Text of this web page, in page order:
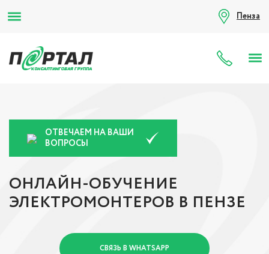
Пенза
8
ОТВЕЧАЕМ НА ВАШИ
ВОПРОСЫ
ОНЛАЙН-ОБУЧЕНИЕ
ЭЛЕКТРОМОНТЕРОВ В ПЕНЗЕ
СВЯЗЬ В WHATSAPP